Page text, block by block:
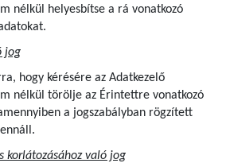
nélkül helyesbítse a rá vonatkozó
jog
hogy kérésére az Adatkezelő
nélkül törölje az Érintettre vonatkozó
a jogszabályban rögzített
korlátozásához való jog